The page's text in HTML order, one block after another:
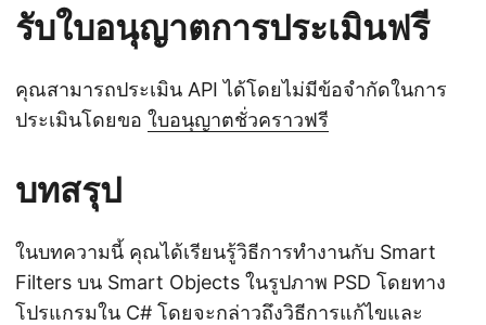
รับใบอนุญาตการประเมินฟรี
คุณสามารถประเมิน API ได้โดยไม่มีข้อจำกัดในการ
ประเมินโดยขอ ใบอนุญาตชั่วคราวฟรี
บทสรุป
ในบทความนี้ คุณได้เรียนรู้วิธีการทำงานกับ Smart
Filters บน Smart Objects ในรูปภาพ PSD โดยทาง
โปรแกรมใน C# โดยจะกล่าวถึงวิธีการแก้ไขและ